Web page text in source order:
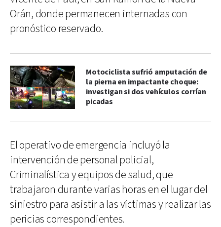
Orán, donde permanecen internadas con
pronóstico reservado.
Motociclista sufrió amputación de
la pierna en impactante choque:
investigan si dos vehículos corrían
picadas
El operativo de emergencia incluyó la
intervención de personal policial,
Criminalística y equipos de salud, que
trabajaron durante varias horas en el lugar del
siniestro para asistir a las víctimas y realizar las
pericias correspondientes.